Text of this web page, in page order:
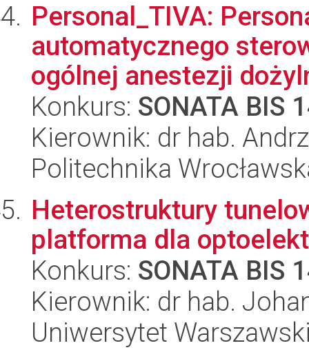
Personal_TIVA:
automatycznego
ogólnej anestezji
Konkurs: SONATA BIS
Kierownik: dr hab.
Politechnika
Heterostruktury
platforma dla
Konkurs: SONATA BIS
Kierownik: dr hab.
Uniwersytet